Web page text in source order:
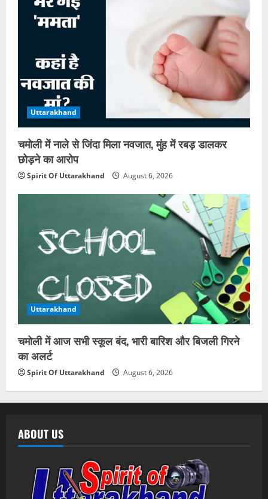
Uttarakhand
चमोली में नाले से जिंदा मिला नवजात, मुंह में रबड़ डालकर
छोड़ने का आरोप
Spirit Of Uttarakhand August 6, 2026
Uttarakhand
चमोली में आज सभी स्कूल बंद, भारी बारिश और बिजली गिरने
का अलर्ट
Spirit Of Uttarakhand August 6, 2026
ABOUT US